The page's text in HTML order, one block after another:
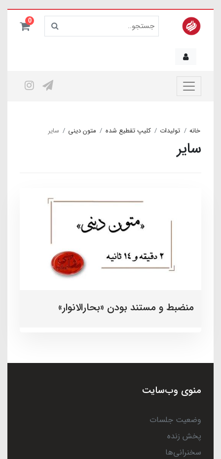
0
خانه تولیدات کلیپ تقطیع شده متون دینی سایر
سایر
منضبط و مستند بودن «بحارالانوار»
منوی وب‌سایت
وضعیت جلسات
پخش زنده
سخنرانی‌ها